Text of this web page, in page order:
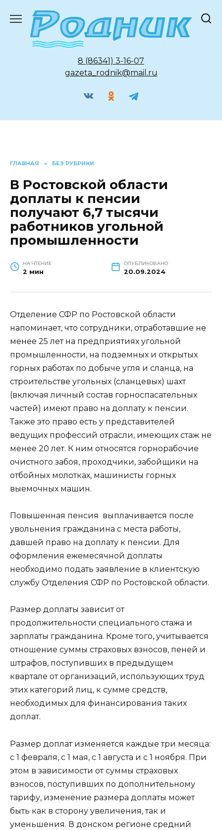
содержанию
8 (86341) 3-16-07
gazeta_rodnik@mail.ru
ГЛАВНАЯ » БЕЗ РУБРИКИ
В Ростовской области
доплаты к пенсии
получают 6,7 тысячи
работников угольной
промышленности
НА ЧТЕНИЕ
2 мин
ОПУБЛИКОВАНО
20.09.2024
Отделение СФР по Ростовской области
напоминает, что сотрудники, отработавшие не
менее 25 лет на предприятиях угольной
промышленности, на подземных и открытых
горных работах по добыче угля и сланца, на
строительстве угольных (сланцевых) шахт
(включая личный состав горноспасательных
частей) имеют право на доплату к пенсии.
Также это право есть у представителей
ведущих профессий отрасли, имеющих стаж не
менее 20 лет. К ним относятся горнорабочие
очистного забоя, проходчики, забойщики на
отбойных молотках, машинисты горных
выемочных машин.
Повышенная пенсия выплачивается после
увольнения гражданина с места работы,
давшей право на доплату к пенсии. Для
оформления ежемесячной доплаты
необходимо подать заявление в клиентскую
службу Отделения СФР по Ростовской области.
Размер доплаты зависит от
продолжительности специального стажа и
зарплаты гражданина. Кроме того, учитывается
отношение суммы страховых взносов, пеней и
штрафов, поступивших в предыдущем
квартале от организаций, использующих труд
этих категорий лиц, к сумме средств,
необходимых для финансирования таких
доплат.
Размер доплат изменяется каждые три месяца:
с 1 февраля, с 1 мая, с 1 августа и с 1 ноября. При
этом в зависимости от суммы страховых
взносов, поступивших по дополнительному
тарифу, изменение размера доплаты может
быть как в сторону увеличения, так и
уменьшения. В донском регионе средний